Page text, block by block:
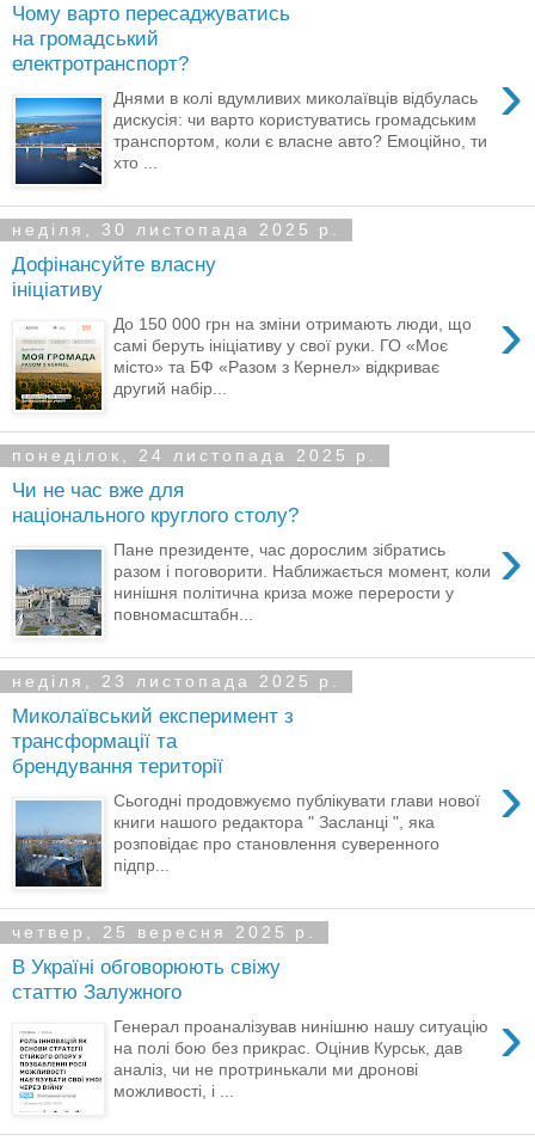
Чому варто пересаджуватись
на громадський
електротранспорт?
›
Днями в колі вдумливих миколаївців відбулась
дискусія: чи варто користуватись громадським
транспортом, коли є власне авто? Емоційно, ти
хто ...
неділя, 30 листопада 2025 р.
Дофінансуйте власну
ініціативу
›
До 150 000 грн на зміни отримають люди, що
самі беруть ініціативу у свої руки. ГО «Моє
місто» та БФ «Разом з Кернел» відкриває
другий набір...
понеділок, 24 листопада 2025 р.
Чи не час вже для
національного круглого столу?
›
Пане президенте, час дорослим зібратись
разом і поговорити. Наближається момент, коли
нинішня політична криза може перерости у
повномасштабн...
неділя, 23 листопада 2025 р.
Миколаївський експеримент з
трансформації та
брендування території
›
Сьогодні продовжуємо публікувати глави нової
книги нашого редактора " Засланці ", яка
розповідає про становлення суверенного
підпр...
четвер, 25 вересня 2025 р.
В Україні обговорюють свіжу
статтю Залужного
›
Генерал проаналізував нинішню нашу ситуацію
на полі бою без прикрас. Оцінив Курськ, дав
аналіз, чи не протринькали ми дронові
можливості, і ...